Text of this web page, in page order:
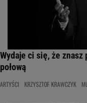
Wydaje ci się, że
połową
ARTYŚCI KRZYSZTOF KRAWCZYK